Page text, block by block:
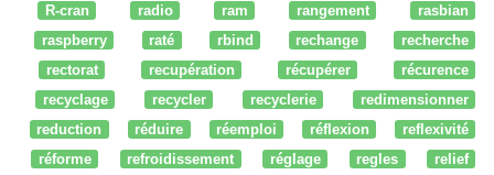
R-cran
radio ram rangement
rasbian
raspberry
raté rbind rechange
recherche
rectorat
recupération récupérer
récurence
recyclage
recycler recyclerie
redimensionner
reduction
réduire réemploi réflexion
reflexivité
réforme
refroidissement réglage regles
relief